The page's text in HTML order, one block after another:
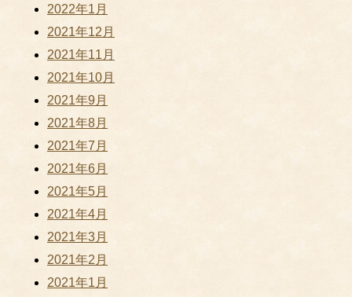
2022年1月
2021年12月
2021年11月
2021年10月
2021年9月
2021年8月
2021年7月
2021年6月
2021年5月
2021年4月
2021年3月
2021年2月
2021年1月